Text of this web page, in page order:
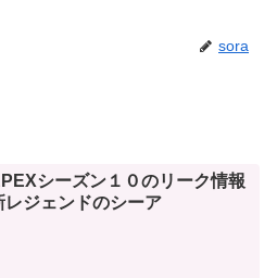
sora
シーズン１０のリーク情報
レジェンドのシーア